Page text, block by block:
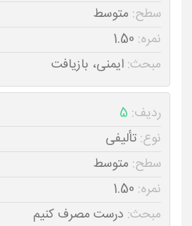
سطح: متوسط
نمره: 1.50
مبحث: ایمنی، بازیافت
ردیف: 5
نوع: تألیفی
سطح: متوسط
نمره: 1.50
مبحث: درست مصرف کنیم